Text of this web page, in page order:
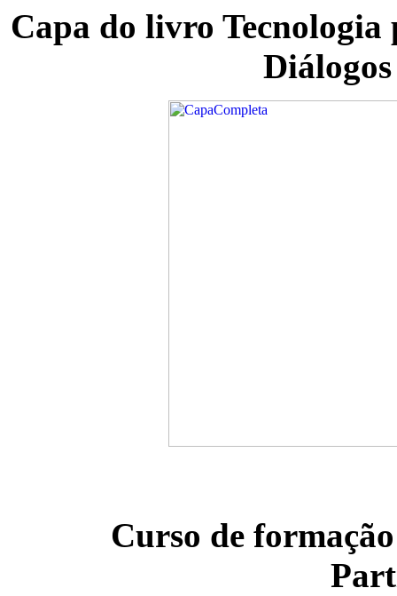
Capa do livro Tecnologia
Curso de